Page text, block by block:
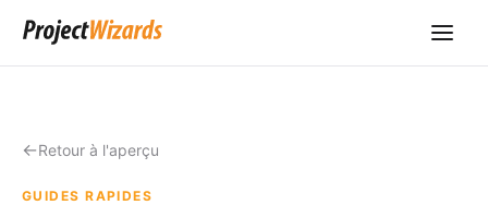
Retour à l'aperçu
GUIDES RAPIDES